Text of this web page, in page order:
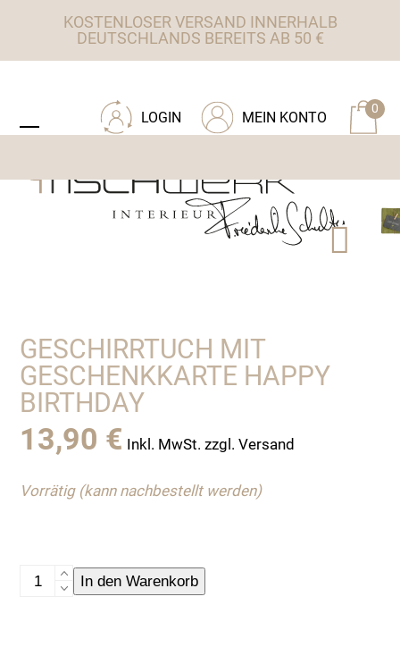
KOSTENLOSER VERSAND INNERHALB
DEUTSCHLANDS BEREITS AB 50 €
0
MEIN KONTO
LOGIN
mobile
mobile
GESCHIRRTUCH MIT
GESCHENKKARTE HAPPY
BIRTHDAY
13,90 € Inkl. MwSt. zzgl. Versand
Vorrätig (kann nachbestellt werden)
GeschirrtuchIn den Warenkorb